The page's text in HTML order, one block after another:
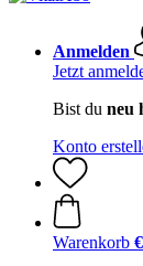
Anmelden
Jetzt
Bist du neu
Konto
Warenkorb